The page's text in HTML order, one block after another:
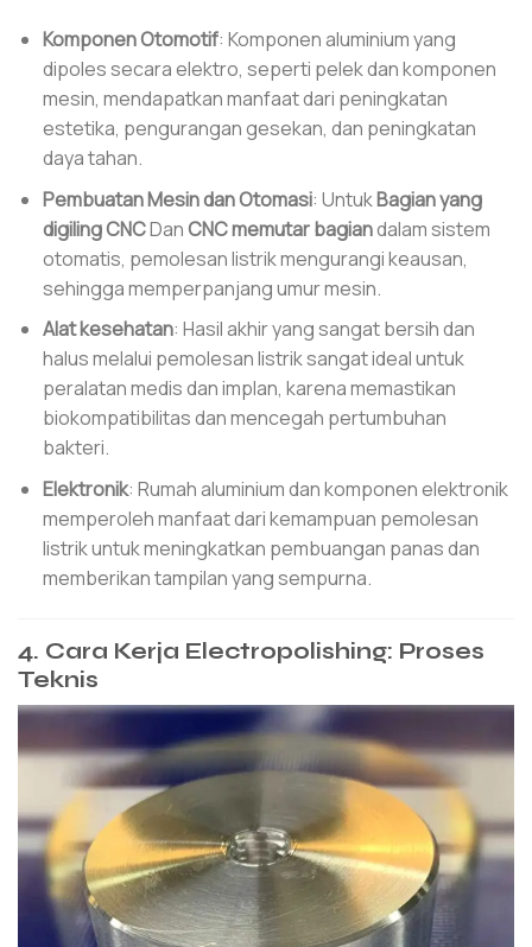
Komponen Otomotif: Komponen aluminium yang
dipoles secara elektro, seperti pelek dan komponen
mesin, mendapatkan manfaat dari peningkatan
estetika, pengurangan gesekan, dan peningkatan
daya tahan.
Pembuatan Mesin dan Otomasi: UntukBagian yang
digiling CNCDanCNC memutar bagiandalam sistem
otomatis, pemolesan listrik mengurangi keausan,
sehingga memperpanjang umur mesin.
Alat kesehatan: Hasil akhir yang sangat bersih dan
halus melalui pemolesan listrik sangat ideal untuk
peralatan medis dan implan, karena memastikan
biokompatibilitas dan mencegah pertumbuhan
bakteri.
Elektronik: Rumah aluminium dan komponen elektronik
memperoleh manfaat dari kemampuan pemolesan
listrik untuk meningkatkan pembuangan panas dan
memberikan tampilan yang sempurna.
4. Cara Kerja Electropolishing: Proses
Teknis